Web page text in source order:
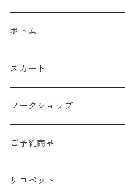
ネックレス
silver925
ブレスレット
サージカルstainless
eyewear
マフラー
ストラップ
くつ下
ポーチ
ニット帽子
トレーナー
カットソー
ブラウス
カーディガン
トップス
ボトム
パンツ
デニムパンツ
スカート
ロング丈
ニー丈
ワークショップ
ご予約商品
サロペット